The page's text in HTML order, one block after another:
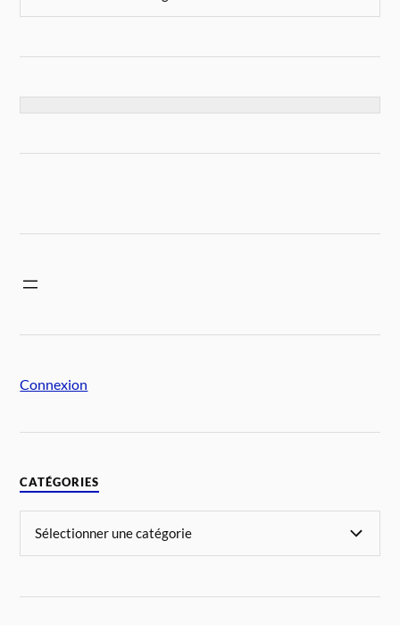
Connexion
CATÉGORIES